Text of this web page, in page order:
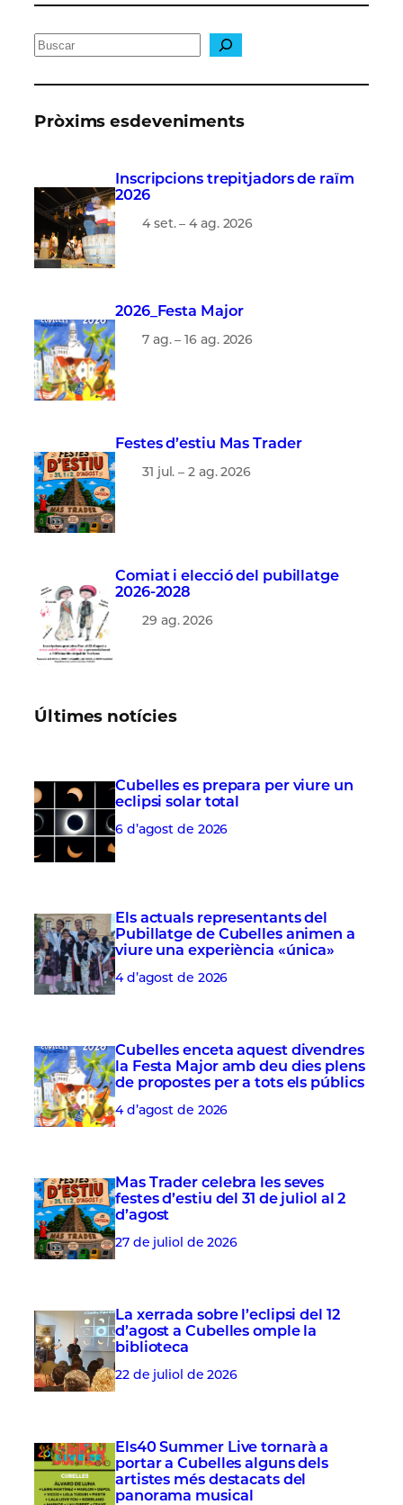
C
r
c
a
Pròxims esdeveniments
Inscripcions trepitjadors de raïm
2026
4 set. – 4 ag. 2026
2026_Festa Major
7 ag. – 16 ag. 2026
Festes d’estiu Mas Trader
31 jul. – 2 ag. 2026
Comiat i elecció del pubillatge
2026-2028
29 ag. 2026
Últimes notícies
Cubelles es prepara per viure un
eclipsi solar total
6 d’agost de 2026
Els actuals representants del
Pubillatge de Cubelles animen a
viure una experiència «única»
4 d’agost de 2026
Cubelles enceta aquest divendres
la Festa Major amb deu dies plens
de propostes per a tots els públics
4 d’agost de 2026
Mas Trader celebra les seves
festes d’estiu del 31 de juliol al 2
d’agost
27 de juliol de 2026
La xerrada sobre l’eclipsi del 12
d’agost a Cubelles omple la
biblioteca
22 de juliol de 2026
Els40 Summer Live tornarà a
portar a Cubelles alguns dels
artistes més destacats del
panorama musical